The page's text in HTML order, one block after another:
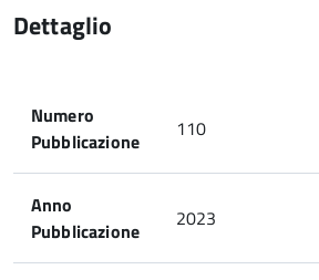
Dettaglio
Numero
Pubblicazione
110
Anno
Pubblicazione
2023